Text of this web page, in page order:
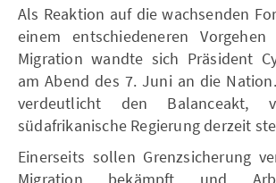
Als Reaktion auf die wachsenden
einem entschiedeneren
Migration wandte sich Präsident
am Abend des 7. Juni an die
verdeutlicht den
südafrikanische Regierung derzeit
Einerseits sollen Grenzsicherung
Migration bekämpft und